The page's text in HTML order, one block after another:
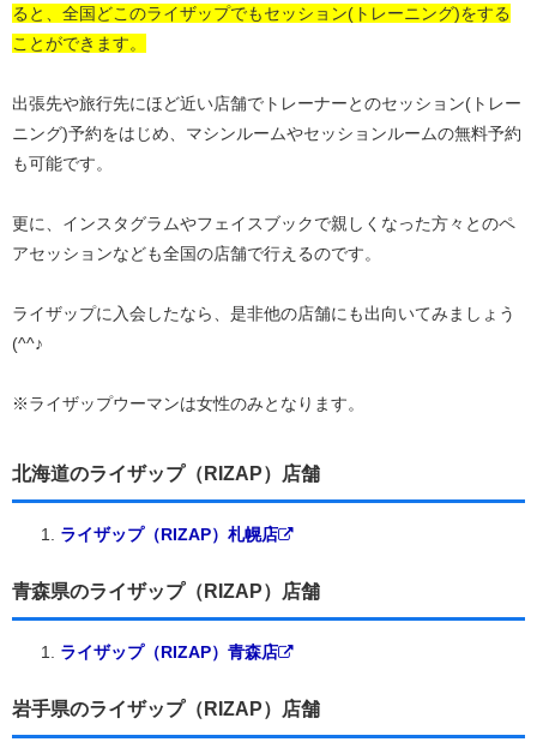
ると、全国どこのライザップでもセッション(トレーニング)をする
ことができます。
出張先や旅行先にほど近い店舗でトレーナーとのセッション(トレー
ニング)予約をはじめ、マシンルームやセッションルームの無料予約
も可能です。
更に、インスタグラムやフェイスブックで親しくなった方々とのペ
アセッションなども全国の店舗で行えるのです。
ライザップに入会したなら、是非他の店舗にも出向いてみましょう
(^^♪
※ライザップウーマンは女性のみとなります。
北海道のライザップ（RIZAP）店舗
ライザップ（RIZAP）札幌店
青森県のライザップ（RIZAP）店舗
ライザップ（RIZAP）青森店
岩手県のライザップ（RIZAP）店舗